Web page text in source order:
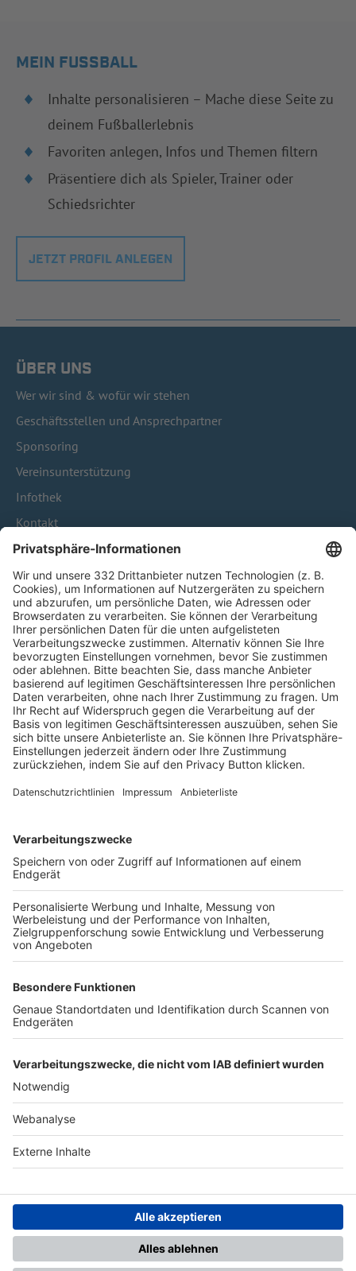
MEIN FUSSBALL
Inhalte personalisieren – Mache diese Seite zu
deinem Fußballerlebnis
Favoriten anlegen, Infos und Themen filtern
Präsentiere dich als Spieler, Trainer oder
Schiedsrichter
JETZT PROFIL ANLEGEN
ÜBER UNS
Wer wir sind & wofür wir stehen
Geschäftsstellen und Ansprechpartner
Sponsoring
Vereinsunterstützung
Infothek
Kontakt
HÄUFIG BESUCHTE SEITEN
Pässe und Vereinswechsel
Trainerausbildung
Schulungsangebot Vereinsmitarbeiter
BFV-Geschäftsstellen
Trainerbörse
Login SpielPlus
FOLGE DEM BFV
TOP-VEREINE
TOP-PARTNER
Nutzungsbedingungen Datenschutz Impressum